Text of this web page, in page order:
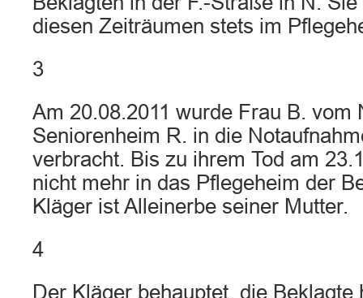
diesen Zeiträumen stets im
3
Am 20.08.2011 wurde Frau B. vom
Seniorenheim R. in die
verbracht. Bis zu ihrem Tod am
nicht mehr in das Pflegeheim der
Kläger ist Alleinerbe seiner Mutter.
4
Der Kläger behauptet, die Beklagte